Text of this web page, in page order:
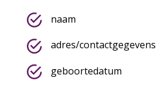
naam
adres/contactgegevens
geboortedatum